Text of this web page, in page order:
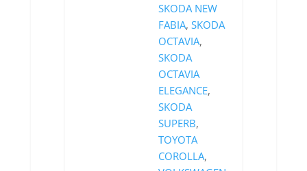
SKODA NEW
FABIA, SKODA
OCTAVIA,
SKODA
OCTAVIA
ELEGANCE,
SKODA
SUPERB,
TOYOTA
COROLLA,